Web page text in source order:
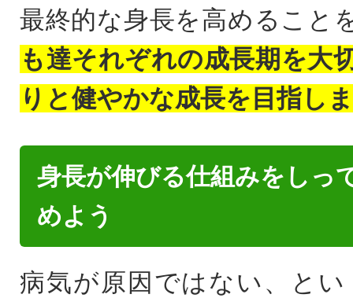
最終的な身長を高めること
も達それぞれの成長期を大
りと健やかな成長を目指し
身長が伸びる仕組みをしっ
めよう
病気が原因ではない、とい